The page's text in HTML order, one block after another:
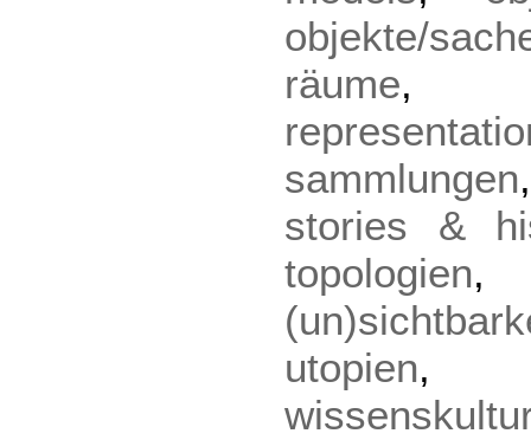
objekte/
räume
sammlungen
stories &
topologien
utopien